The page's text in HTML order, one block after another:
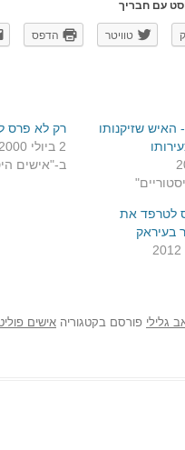
עם חבריך
טוויטר הדפס
שזיקנותו
רק לא פרס
2 ביולי 2000
ב-"אישים
לטרפד את
בעיראק
גלילי פורסם בקטגוריה אישים